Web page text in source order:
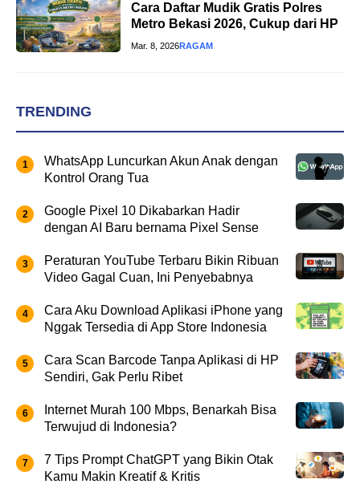
Cara Daftar Mudik Gratis Polres
Metro Bekasi 2026, Cukup dari HP
Mar. 8, 2026RAGAM
TRENDING
WhatsApp Luncurkan Akun Anak dengan
Kontrol Orang Tua
Google Pixel 10 Dikabarkan Hadir
dengan AI Baru bernama Pixel Sense
Peraturan YouTube Terbaru Bikin Ribuan
Video Gagal Cuan, Ini Penyebabnya
Cara Aku Download Aplikasi iPhone yang
Nggak Tersedia di App Store Indonesia
Cara Scan Barcode Tanpa Aplikasi di HP
Sendiri, Gak Perlu Ribet
Internet Murah 100 Mbps, Benarkah Bisa
Terwujud di Indonesia?
7 Tips Prompt ChatGPT yang Bikin Otak
Kamu Makin Kreatif & Kritis